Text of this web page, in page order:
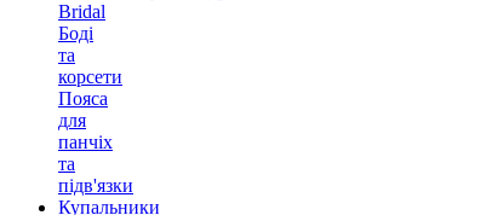
Bridal
Боді
та
корсети
Пояса
для
панчіх
та
підв'язки
Купальники